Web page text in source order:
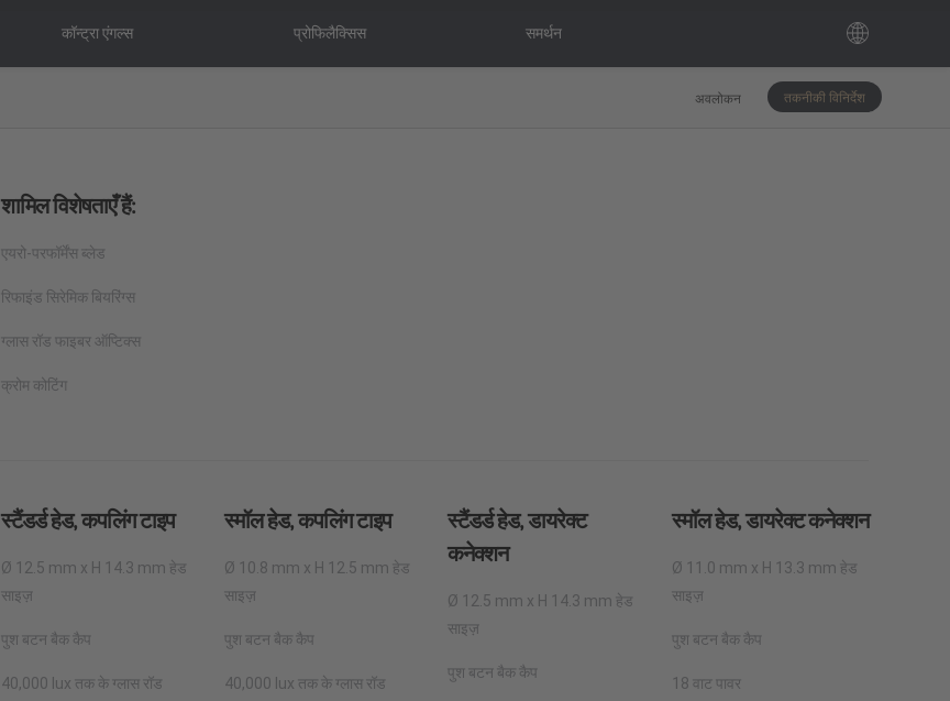
कॉन्ट्रा एंगल्स प्रोफिलैक्सिस समर्थन
अवलोकन तकनीकी विनिर्देश
शामिल विशेषताएँ हैं:
एयरो-परफॉर्मेंस ब्लेड
रिफाइंड सिरेमिक बियरिंग्स
ग्लास रॉड फाइबर ऑप्टिक्स
क्रोम कोटिंग
स्टैंडर्ड हेड, कपलिंग टाइप
Ø 12.5 mm x H 14.3 mm हेड
साइज़
पुश बटन बैक कैप
40,000 lux तक के ग्लास रॉड
स्मॉल हेड, कपलिंग टाइप
Ø 10.8 mm x H 12.5 mm हेड
साइज़
पुश बटन बैक कैप
40,000 lux तक के ग्लास रॉड
स्टैंडर्ड हेड, डायरेक्ट
कनेक्शन
Ø 12.5 mm x H 14.3 mm हेड
साइज़
पुश बटन बैक कैप
स्मॉल हेड, डायरेक्ट कनेक्शन
Ø 11.0 mm x H 13.3 mm हेड
साइज़
पुश बटन बैक कैप
18 वाट पावर